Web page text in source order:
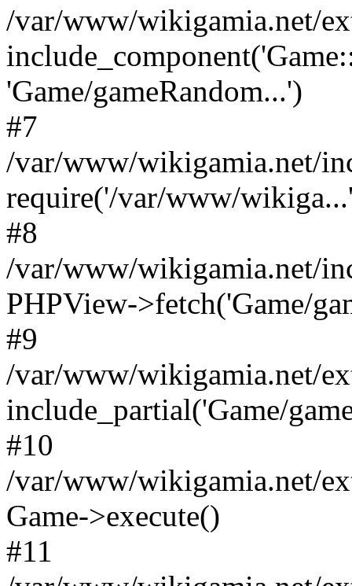
/var/www/wikigamia.net/
'Game/gameRandom...')
#7
/var/www/wikigamia.net/
require('/var/www/
#8
/var/www/wikigamia.net/
PHPView->fetch('Game/
#9
/var/www/wikigamia.net/
include_partial('Game/
#10
/var/www/wikigamia.net/
Game->execute()
#11